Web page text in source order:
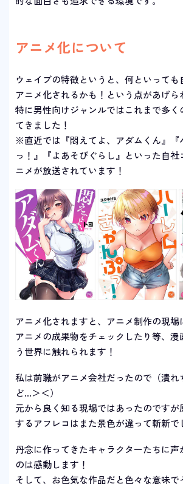
アニメ化について
ウェイブの特徴というと、何といって
アニメ化されるかも！という点があげら
特に男性向けジャンルではこれまで多く
てきました！
※直近では『悶えてよ、アダムくん』『
っ！』『よあそびぐらし』といった自
ニメが放送されています！
アニメ化されますと、アニメ制作の現場
アニメの成果物をチェックしたり等、
う世界に触れられます！
私は前職がアニメ会社だったので（潰れ
ど…＞＜）
元から良く知る現場ではあったのですが
するアフレコはまた景色が違って斬新で
丹念に作ってきたキャラクターたちに声
のは感動します！
そして、お色気な作品だと色々な意味で